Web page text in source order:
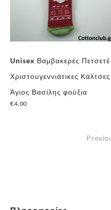
Unisex Βαμβακερές Πετσετέ
Χριστουγεννιάτικες Κάλτσες
Άγιος Βασίλης φούξια
€4,00